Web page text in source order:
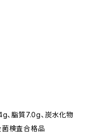
、脂質7.0g、炭水化物
菌検査合格品